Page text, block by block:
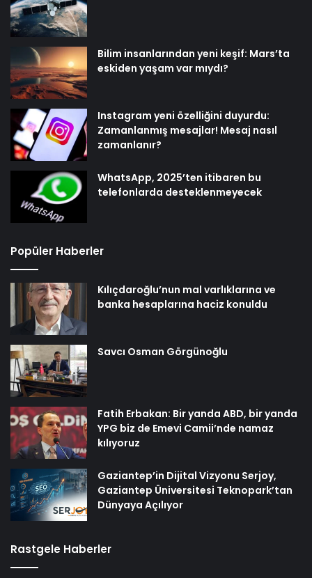
Bilim insanlarından yeni keşif: Mars’ta
eskiden yaşam var mıydı?
Instagram yeni özelliğini duyurdu:
Zamanlanmış mesajlar! Mesaj nasıl
zamanlanır?
WhatsApp, 2025’ten itibaren bu
telefonlarda desteklenmeyecek
Popüler Haberler
Kılıçdaroğlu’nun mal varlıklarına ve
banka hesaplarına haciz konuldu
Savcı Osman Görgünoğlu
Fatih Erbakan: Bir yanda ABD, bir yanda
YPG biz de Emevi Camii’nde namaz
kılıyoruz
Gaziantep’in Dijital Vizyonu Serjoy,
Gaziantep Üniversitesi Teknopark’tan
Dünyaya Açılıyor
Rastgele Haberler